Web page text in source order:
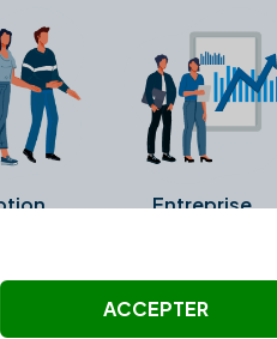
Entreprise
ni été vérifiés par Alexia.fr.
ACCEPTER